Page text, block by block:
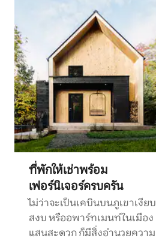
ที่พักให้เช่าพร้อม
เฟอร์นิเจอร์ครบครัน
ไม่ว่าจะเป็นเคบินบนภูเขาเงียบ
สงบ หรืออพาร์ทเมนท์ในเมือง
แสนสะดวก ก็มีสิ่งอำนวยความ